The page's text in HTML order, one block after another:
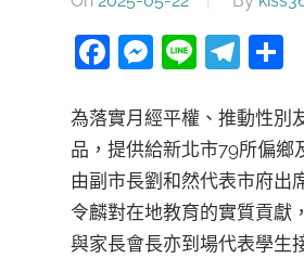
Facebook
Line 分
為落實月經平權、推動性別
品，提供給新北市79所偏鄉
由副市長劉和然代表市府出
令麟對在地教育的實質貢獻
與家長會長亦到場代表學生